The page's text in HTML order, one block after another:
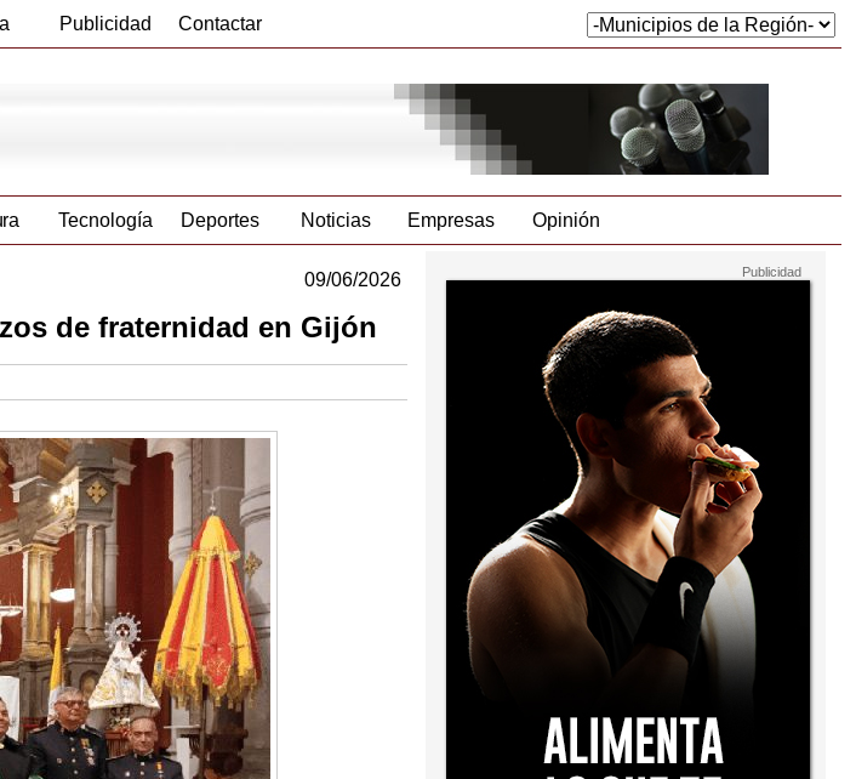
Publicidad Contactar
Tecnología Deportes Noticias Empresas Opinión
09/06/2026
de fraternidad en Gijón